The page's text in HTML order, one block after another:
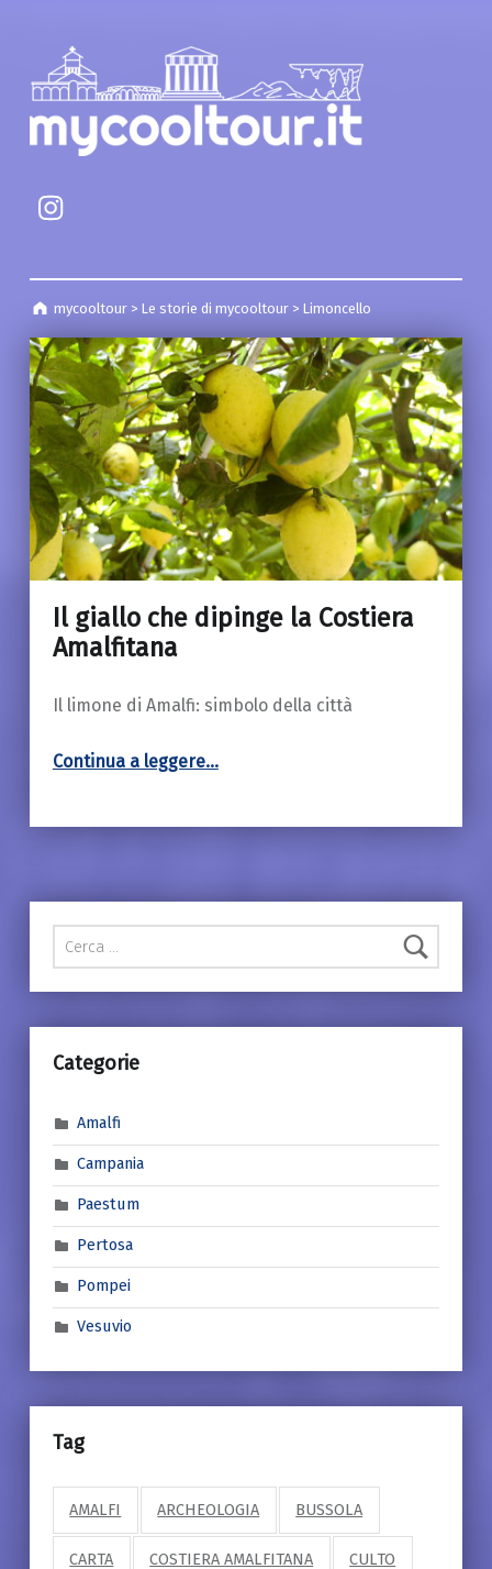
mycooltour
mycooltour > Le storie di mycooltour > Limoncello
Il giallo che dipinge la Costiera
Amalfitana
Il limone di Amalfi: simbolo della città
Continua a leggere“Il giallo che dipinge la Costiera Amalfitana”
…
18 Marzo 2019
Ricerca per:
Categorie
Amalfi
Campania
Paestum
Pertosa
Pompei
Vesuvio
Tag
AMALFI ARCHEOLOGIA BUSSOLA
CARTA COSTIERA AMALFITANA CULTO